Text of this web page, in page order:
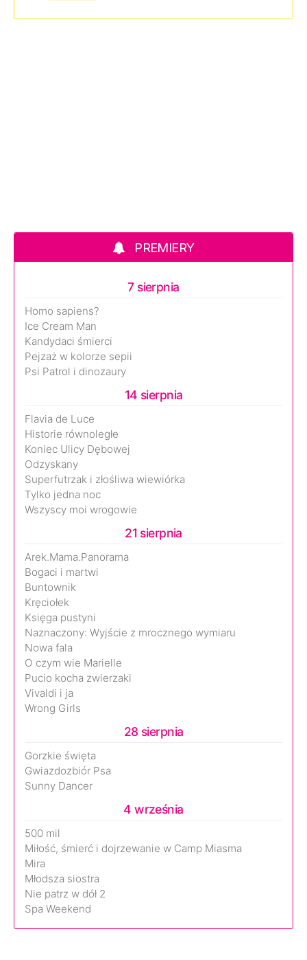
PREMIERY
7 sierpnia
Homo sapiens?
Ice Cream Man
Kandydaci śmierci
Pejzaż w kolorze sepii
Psi Patrol i dinozaury
14 sierpnia
Flavia de Luce
Historie równoległe
Koniec Ulicy Dębowej
Odzyskany
Superfutrzak i złośliwa wiewiórka
Tylko jedna noc
Wszyscy moi wrogowie
21 sierpnia
Arek.Mama.Panorama
Bogaci i martwi
Buntownik
Kręciołek
Księga pustyni
Naznaczony: Wyjście z mrocznego wymiaru
Nowa fala
O czym wie Marielle
Pucio kocha zwierzaki
Vivaldi i ja
Wrong Girls
28 sierpnia
Gorzkie święta
Gwiazdozbiór Psa
Sunny Dancer
4 września
500 mil
Miłość, śmierć i dojrzewanie w Camp Miasma
Mira
Młodsza siostra
Nie patrz w dół 2
Spa Weekend